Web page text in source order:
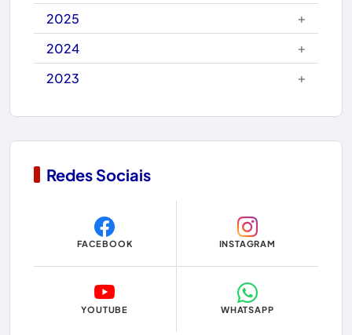
Carinhanha
Caturama
Chapada Diamantina
Condeúba
Copa do Mundo 2026
Dom Basílio
Economia
Educação
2025
+
2024
+
2023
+
Redes Sociais
FACEBOOK INSTAGRAM
YOUTUBE WHATSAPP